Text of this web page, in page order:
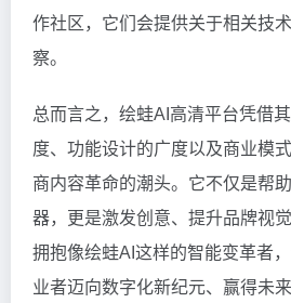
作社区，它们会提供关于相关技
察。
总而言之，绘蛙AI高清平台凭借
度、功能设计的广度以及商业模
商内容革命的潮头。它不仅是帮
器，更是激发创意、提升品牌视
拥抱像绘蛙AI这样的智能变革者
业者迈向数字化新纪元、赢得未